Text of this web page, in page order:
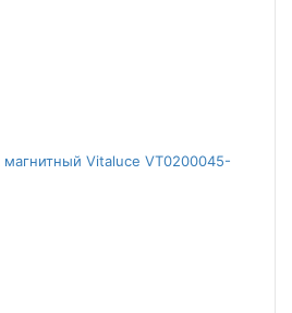
магнитный Vitaluce VT0200045-